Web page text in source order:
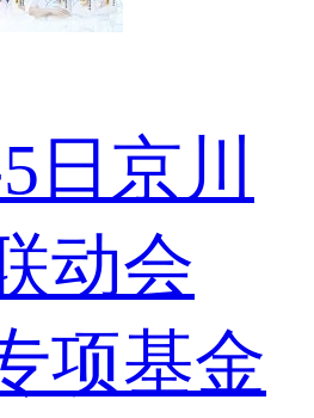
日京川
动会
项基金